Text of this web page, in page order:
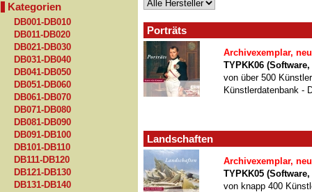
Kategorien
DB001-DB010
DB011-DB020
DB021-DB030
DB031-DB040
DB041-DB050
DB051-DB060
DB061-DB070
DB071-DB080
DB081-DB090
DB091-DB100
DB101-DB110
DB111-DB120
DB121-DB130
DB131-DB140
Porträts
Archivexemplar,
TYPKK06 (Software,
von über 500
Künstlerdatenbank -
Landschaften
Archivexemplar,
TYPKK05 (Software,
von knapp 400